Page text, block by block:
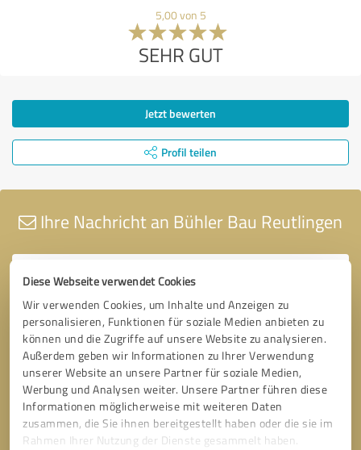
Diese Webseite verwendet Cookies
Wir verwenden Cookies, um Inhalte und Anzeigen zu
personalisieren, Funktionen für soziale Medien anbieten zu
können und die Zugriffe auf unsere Website zu analysieren.
Außerdem geben wir Informationen zu Ihrer Verwendung
unserer Website an unsere Partner für soziale Medien,
Werbung und Analysen weiter. Unsere Partner führen diese
Informationen möglicherweise mit weiteren Daten
zusammen, die Sie ihnen bereitgestellt haben oder die sie im
Rahmen Ihrer Nutzung der Dienste gesammelt haben.
5,00 von 5
SEHR GUT
Jetzt bewerten
Profil teilen
Ihre Nachricht an Bühler Bau Reutlingen